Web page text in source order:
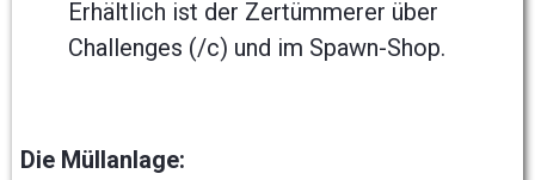
Erhältlich ist der Zertümmerer über
Challenges (/c) und im Spawn-Shop.
Die Müllanlage: